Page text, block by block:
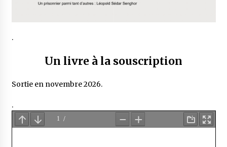
.
Un livre à la souscription
Sortie en novembre 2026.
.